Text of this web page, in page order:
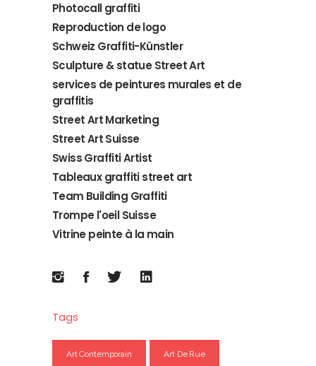
Photocall graffiti
Reproduction de logo
Schweiz Graffiti-Künstler
Sculpture & statue Street Art
services de peintures murales et de
graffitis
Street Art Marketing
Street Art Suisse
Swiss Graffiti Artist
Tableaux graffiti street art
Team Building Graffiti
Trompe l'oeil Suisse
Vitrine peinte à la main
Tags
Art Contemporain Art De Rue